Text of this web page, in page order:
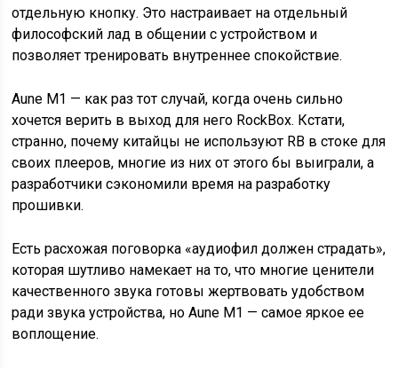
отдельную кнопку. Это настраивает на отдельный
философский лад в общении с устройством и
позволяет тренировать внутреннее спокойствие.
Aune M1 — как раз тот случай, когда очень сильно
хочется верить в выход для него RockBox. Кстати,
странно, почему китайцы не используют RB в стоке для
своих плееров, многие из них от этого бы выиграли, а
разработчики сэкономили время на разработку
прошивки.
Есть расхожая поговорка «аудиофил должен страдать»,
которая шутливо намекает на то, что многие ценители
качественного звука готовы жертвовать удобством
ради звука устройства, но Aune M1 — самое яркое ее
воплощение.